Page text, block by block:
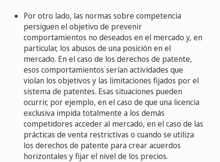
Por otro lado, las normas sobre competencia
persiguen el objetivo de prevenir
comportamientos no deseados en el mercado y, en
particular, los abusos de una posición en el
mercado. En el caso de los derechos de patente,
esos comportamientos serían actividades que
violan los objetivos y las limitaciones fijados por el
sistema de patentes. Esas situaciones pueden
ocurrir, por ejemplo, en el caso de que una licencia
exclusiva impida totalmente a los demás
competidores acceder al mercado, en el caso de las
prácticas de venta restrictivas o cuando se utiliza
los derechos de patente para crear acuerdos
horizontales y fijar el nivel de los precios.